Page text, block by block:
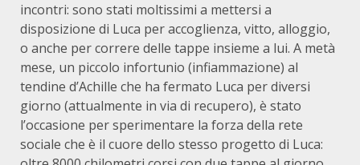
incontri: sono stati moltissimi a mettersi a
disposizione di Luca per accoglienza, vitto, alloggio,
o anche per correre delle tappe insieme a lui. A metà
mese, un piccolo infortunio (infiammazione) al
tendine d’Achille che ha fermato Luca per diversi
giorno (attualmente in via di recupero), è stato
l’occasione per sperimentare la forza della rete
sociale che è il cuore dello stesso progetto di Luca: